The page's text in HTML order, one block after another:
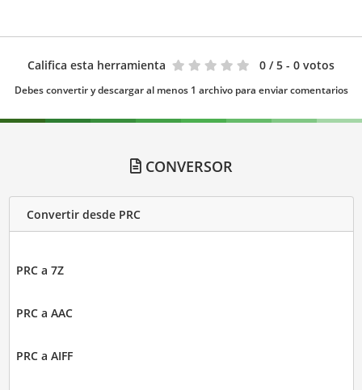
Califica esta herramienta 0 / 5 - 0 votos
Debes convertir y descargar al menos 1 archivo para enviar comentarios
CONVERSOR
Convertir desde PRC
PRC a 7Z
PRC a AAC
PRC a AIFF